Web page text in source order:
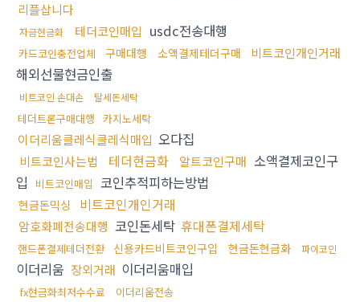
리플삽니다
자금현금화 테더코인매입 usdc전송대행
카드코인충전업체 구매대행 소액결제테더구매 비트코인개인거래
해외선물현금인출
비트코인 손대손 탈세돈세탁
테더트론구매대행 카지노세탁
이더리움클레식클레식매입 오다집
비트코인사는법 테더현금화 알트코인구매 소액결제코인구
입
비트코인매입 코인추적피하는방법
현금돈믹싱 비트코인개인거래
암호화폐전송대행 코인돈세탁 휴대폰결제세탁
핸드폰결제테더전환 신용카드비트코인구입 현금돈현금화 파이코인
이더리움 장외거래 이더리움매입
fx현금화최저수수료 이더리움전송